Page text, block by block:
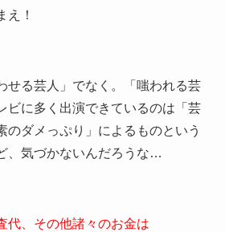
え！
せる芸人」でなく。「嗤われる芸
ビに多く出演できているのは「芸
のダメっぷり」によるものという
、気づかないんだろうな…
代、その他諸々のお金は